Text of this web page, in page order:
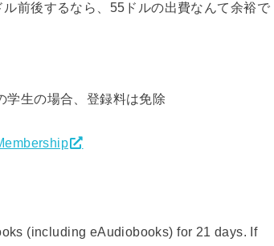
前後するなら、55ドルの出費なんて余裕で
生の場合、登録料は免除
(including eAudiobooks) for 21 days. If